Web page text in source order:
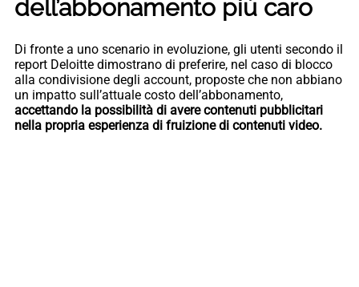
dell’abbonamento più caro
Di fronte a uno scenario in evoluzione, gli utenti secondo il
report Deloitte dimostrano di preferire, nel caso di blocco
alla condivisione degli account, proposte che non abbiano
un impatto sull’attuale costo dell’abbonamento,
accettando la possibilità di avere contenuti pubblicitari
nella propria esperienza di fruizione di contenuti video.